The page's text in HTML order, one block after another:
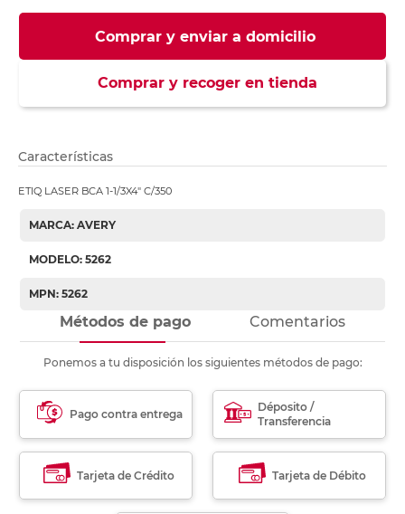
Comprar y enviar a domicilio
Comprar y recoger en tienda
Características
ETIQ LASER BCA 1-1/3X4" C/350
MARCA: AVERY
MODELO: 5262
MPN: 5262
Métodos de pago Comentarios
Ponemos a tu disposición los siguientes métodos de pago:
Pago contra entrega
Déposito /
Transferencia
Tarjeta de Crédito Tarjeta de Débito